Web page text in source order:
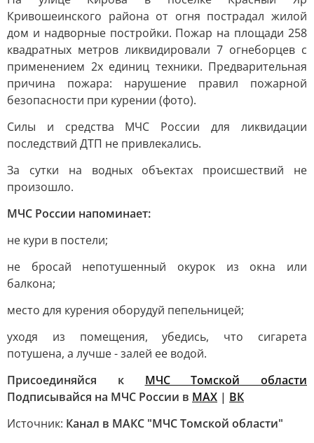
Кривошеинского района от огня пострадал жилой
дом и надворные постройки. Пожар на площади 258
квадратных метров ликвидировали 7 огнеборцев с
применением 2х единиц техники. Предварительная
причина пожара: нарушение правил пожарной
безопасности при курении (фото).
Силы и средства МЧС России для ликвидации
последствий ДТП не привлекались.
За сутки на водных объектах происшествий не
произошло.
МЧС России напоминает:
не кури в постели;
не бросай непотушенный окурок из окна или
балкона;
место для курения оборудуй пепельницей;
уходя из помещения, убедись, что сигарета
потушена, а лучше - залей ее водой.
Присоединяйся к МЧС Томской области
Подписывайся на МЧС России в MAX | ВК
Источник: Канал в МАКС "МЧС Томской области"